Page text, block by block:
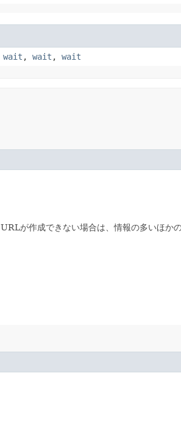
wait , wait , wait
URLが作成できない場合は、情報の多いほか